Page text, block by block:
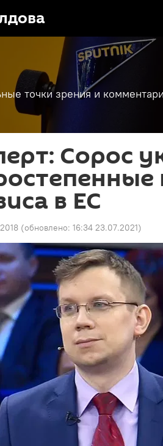
точки зрения и
Сорос
в ЕС
(обновлено: 16:34 23.07.2021)